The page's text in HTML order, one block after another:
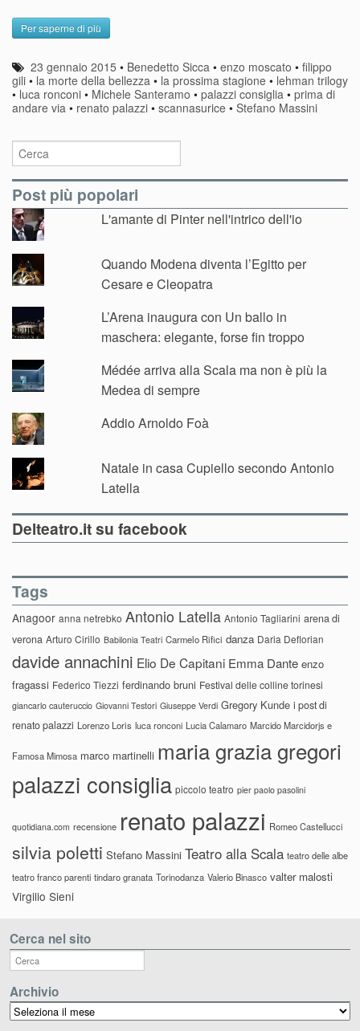
Per saperne di più
23 gennaio 2015 • Benedetto Sicca •enzo moscato •filippo
gili • la morte della bellezza • la prossima stagione • lehman trilogy
• luca ronconi • Michele Santeramo • palazzi consiglia • prima di
andare via • renato palazzi • scannasurice • Stefano Massini
Post più popolari
L'amante di Pinter nell'intrico dell'io
Quando Modena diventa l’Egitto per
Cesare e Cleopatra
L’Arena inaugura con Un ballo in
maschera: elegante, forse fin troppo
Médée arriva alla Scala ma non è più la
Medea di sempre
Addio Arnoldo Foà
Natale in casa Cupiello secondo Antonio
Latella
Delteatro.it su facebook
Tags
Anagoor anna netrebko Antonio Latella Antonio Tagliarini arena di
verona Arturo Cirillo Babilonia Teatri Carmelo Rifici danza Daria Deflorian
davide annachini Elio De Capitani Emma Dante enzo
fragassi Federico Tiezzi ferdinando bruni Festival delle colline torinesi
giancarlo cauteruccio Giovanni Testori Giuseppe Verdi Gregory Kunde i post di
renato palazzi Lorenzo Loris luca ronconi Lucia Calamaro Marcido Marcidorjs e
Famosa Mimosa marco martinelli maria grazia gregori
palazzi consiglia piccolo teatro pier paolo pasolini
quotidiana.com recensione renato palazzi Romeo Castellucci
silvia poletti Stefano Massini Teatro alla Scala teatro delle albe
teatro franco parenti tindaro granata Torinodanza Valerio Binasco valter malosti
Virgilio Sieni
Cerca nel sito
Archivio
Archivio